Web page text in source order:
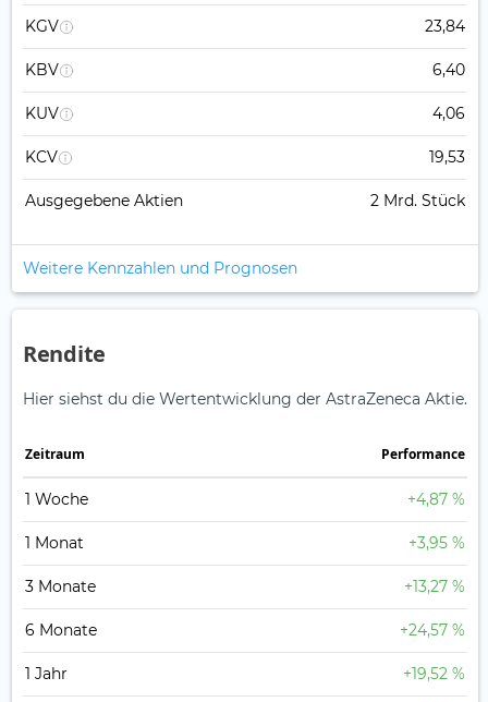
KGV 23,84
KBV 6,40
KUV 4,06
KCV 19,53
Ausgegebene Aktien 2 Mrd. Stück
Weitere Kennzahlen und Prognosen
Rendite
Hier siehst du die Wertentwicklung der AstraZeneca Aktie.
Zeitraum Perfor­mance
1 Woche +4,87 %
1 Monat +3,95 %
3 Monate +13,27 %
6 Monate +24,57 %
1 Jahr +19,52 %